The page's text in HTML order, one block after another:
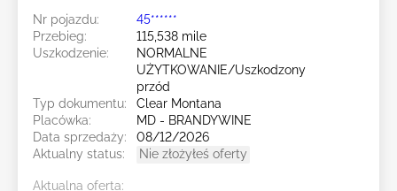
Nr pojazdu:
45******
Przebieg:
115,538 mile
Uszkodzenie:
NORMALNE
UŻYTKOWANIE/Uszkodzony
przód
Typ dokumentu:
Clear Montana
Placówka:
MD - BRANDYWINE
Data sprzedaży:
08/12/2026
Aktualny status:
Nie złożyłeś oferty
Aktualna oferta: